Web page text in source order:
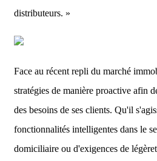
distributeurs. »
Face au récent repli du marché
stratégies de manière proactive afin
des besoins de ses clients. Qu'il
fonctionnalités intelligentes dans le
domiciliaire ou d'exigences de